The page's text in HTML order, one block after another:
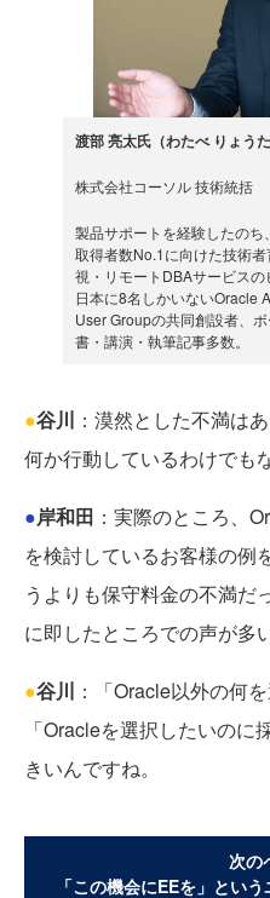
渡部 亮太氏（わたべ りょう
株式会社コーソル 技術統括
製品サポートを経験したの
取得者数No.1に向けた技術
視・リモートDBAサービスの
日本に8名しかいないOracle
User Groupの共同創設者、
書・講演・執筆記事多数。
●谷川 ：漠然とした不満は
何か行動しているわけでも
●岸和田 ：実際のところ、
を検討しているお客様の例
うよりも保守料金の不満だ
に即したところでの声が多
●谷川 ：「Oracle以外の何
「Oracleを選択したいの
きいんですね。
次の
「この機会にEEを」とい